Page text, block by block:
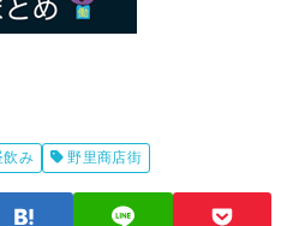
飲み 野里商店街